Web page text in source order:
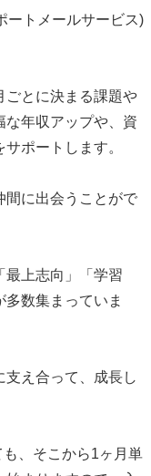
ートメールサービス)
ごとに決まる課題や
な年収アップや、資
ポートします。
間に出会うことがで
最上志向」「学習
数集まっていま
支え合って、成長し
、そこから1ヶ月単